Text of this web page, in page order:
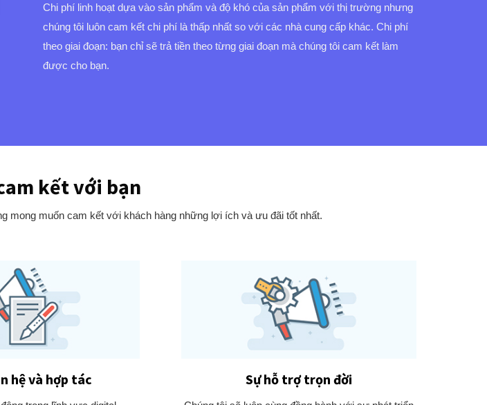
Chi phí linh hoạt dựa vào sản phẩm và độ khó của sản phẩm với thị trường nhưng
chúng tôi luôn cam kết chi phí là thấp nhất so với các nhà cung cấp khác. Chi phí
theo giai đoạn: bạn chỉ sẽ trả tiền theo từng giai đoạn mà chúng tôi cam kết làm
được cho bạn.
kết với bạn
mong muốn cam kết với khách hàng những lợi ích và ưu đãi tốt nhất.
hệ và hợp tác Sự hỗ trợ trọn đời